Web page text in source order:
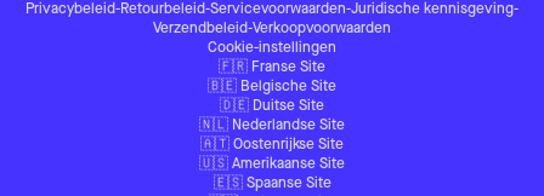
Privacybeleid-Retourbeleid-Servicevoorwaarden-Juridische kennisgeving-
Verzendbeleid-Verkoopvoorwaarden
Cookie-instellingen
🇫🇷 Franse Site
🇧🇪 Belgische Site
🇩🇪 Duitse Site
🇳🇱 Nederlandse Site
🇦🇹 Oostenrijkse Site
🇺🇸 Amerikaanse Site
🇪🇸 Spaanse Site